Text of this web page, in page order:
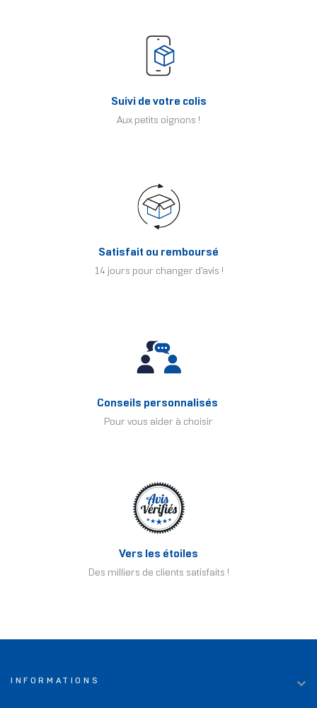
Suivi de votre colis
Aux petits oignons !
Satisfait ou remboursé
14 jours pour changer d'avis !
Conseils personnalisés
Pour vous aider à choisir
Vers les étoiles
Des milliers de clients satisfaits !
INFORMATIONS 